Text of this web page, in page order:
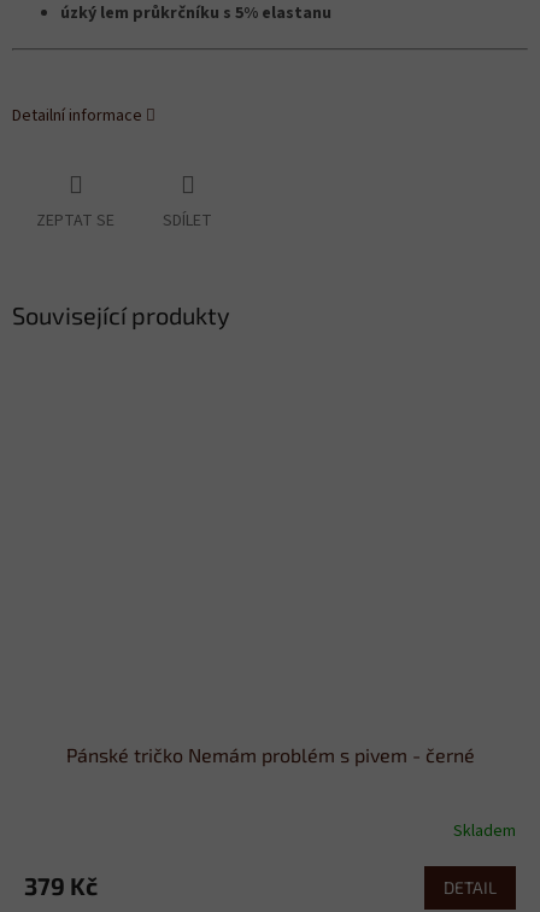
úzký lem průkrčníku s 5% elastanu
Detailní informace
ZEPTAT SE SDÍLET
Související produkty
Pánské tričko Nemám problém s pivem - černé
Skladem
379 Kč DETAIL